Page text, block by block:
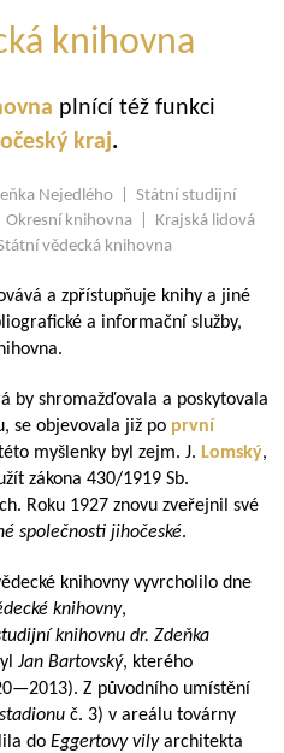
knihovna
plnící též funkci
kraj.
Nejedlého | Státní studijní
knihovna | Krajská lidová
vědecká knihovna
a zpřístupňuje knihy a jiné
a informační služby,
by shromažďovala a poskytovala
se objevovala již po první
myšlenky byl zejm. J. Lomský,
zákona 430/1919 Sb.
Roku 1927 znovu zveřejnil své
společnosti jihočeské.
knihovny vyvrcholilo dne
knihovny,
knihovnu dr. Zdeňka
Jan Bartovský, kterého
). Z původního umístění
č. 3) v areálu továrny
do Eggertovy vilyarchitekta